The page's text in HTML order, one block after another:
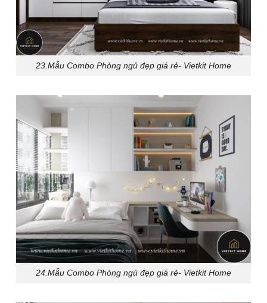
23.Mẫu Combo Phòng ngủ đẹp giá rẻ- Vietkit Home
24.Mẫu Combo Phòng ngủ đẹp giá rẻ- Vietkit Home